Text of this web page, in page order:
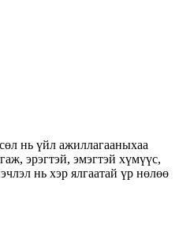
нь үйл ажиллагааныхаа
эрэгтэй, эмэгтэй хүмүүс,
нь хэр ялгаатай үр нөлөө